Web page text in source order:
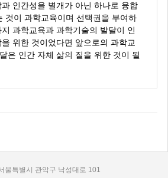
인간성을 별개가 아닌 하나로 융합
것이 과학교육이며 선택권을 부여하
과학교육과 과학기술의 발달이 인
위한 것이었다면 앞으로의 과학교
은 인간 자체 삶의 질을 위한 것이 될
울특별시 관악구 낙성대로 101